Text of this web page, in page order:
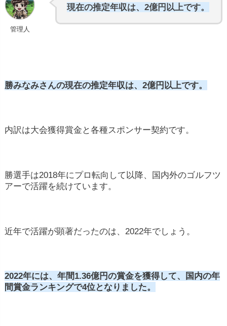
ツアーに出場しなければ、収入は0円です
管理人
現在の推定年収は、2億円以上です。
勝みなみさんの現在の推定年収は、2億円以上です。
内訳は大会獲得賞金と各種スポンサー契約です。
勝選手は2018年にプロ転向して以降、国内外のゴルフツ
アーで活躍を続けています。
近年で活躍が顕著だったのは、2022年でしょう。
2022年には、年間1.36億円の賞金を獲得して、国内の年
間賞金ランキングで4位となりました。